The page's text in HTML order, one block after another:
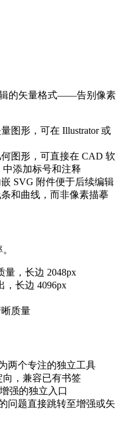
的矢量格式——告别像素
图形，可在 Illustrator 或
何图形，可直接在 CAD 软
添加标号和注释
嵌 SVG 附件便于后续编辑
和曲线，而非像素描摹
量，长边 2048px
，长边 4096px
质量
两个专注的独立工具
向，兼容已有书签
强的独立入口
问题直接跳转至增强或矢